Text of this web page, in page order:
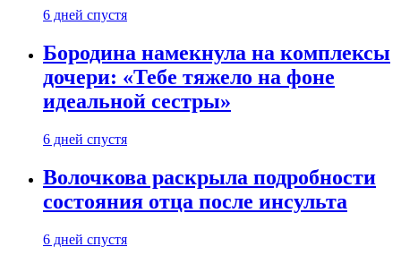
6 дней спустя
Бородина намекнула на комплексы
дочери: «Тебе тяжело на фоне
идеальной сестры»
6 дней спустя
Волочкова раскрыла подробности
состояния отца после инсульта
6 дней спустя